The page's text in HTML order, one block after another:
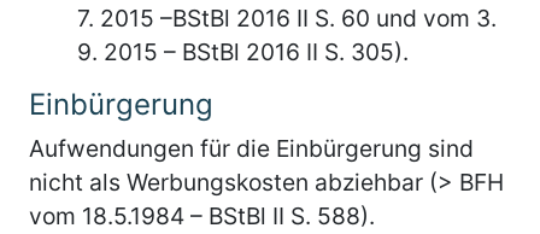
7. 2015 –BStBl 2016 II S. 60 und vom 3.
9. 2015 – BStBl 2016 II S. 305).
Einbürgerung
Aufwendungen für die Einbürgerung sind
nicht als Werbungskosten abziehbar (> BFH
vom 18.5.1984 – BStBl II S. 588).